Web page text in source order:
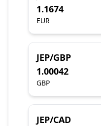
1.1674
EUR
JEP/GBP
1.00042
GBP
JEP/CAD